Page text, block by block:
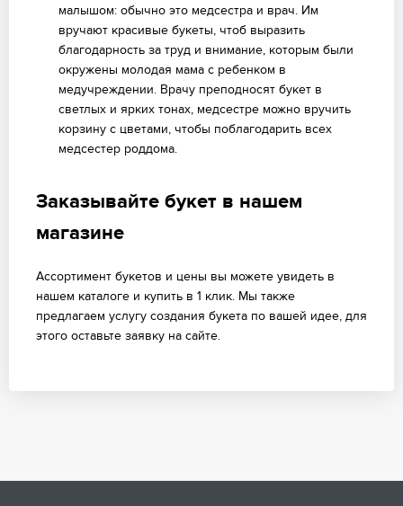
малышом: обычно это медсестра и врач. Им
вручают красивые букеты, чтоб выразить
благодарность за труд и внимание, которым были
окружены молодая мама с ребенком в
медучреждении. Врачу преподносят букет в
светлых и ярких тонах, медсестре можно вручить
корзину с цветами, чтобы поблагодарить всех
медсестер роддома.
Заказывайте букет в нашем
магазине
Ассортимент букетов и цены вы можете увидеть в
нашем каталоге и купить в 1 клик. Мы также
предлагаем услугу создания букета по вашей идее, для
этого оставьте заявку на сайте.